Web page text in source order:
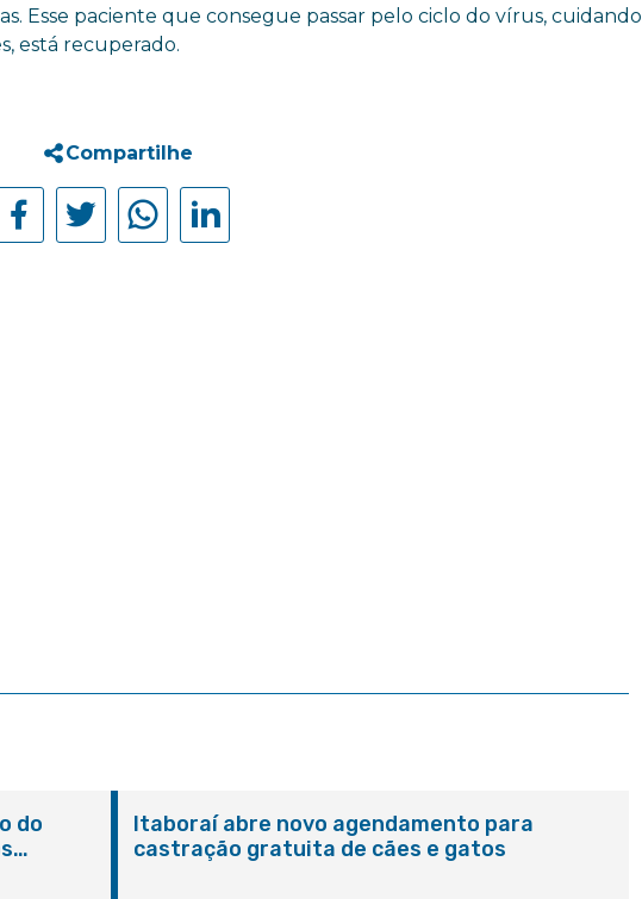
Esse paciente que consegue passar pelo ciclo do vírus, cuidando
está recuperado.
Compartilhe
do
Itaboraí abre novo agendamento para
castração gratuita de cães e gatos